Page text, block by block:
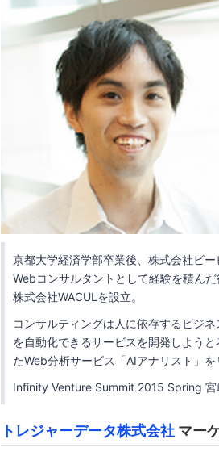
京都大学経済学部卒業後、株式会社ビー
Webコンサルタントとして経験を積んだ
株式会社WACULを設立。
コンサルティングは人に依存するビジ
を自動化できるサービスを開発しよう
たWeb分析サービス「AIアナリスト」
Infinity Venture Summit 2015 Spring
トレジャーデータ株式会社 マー